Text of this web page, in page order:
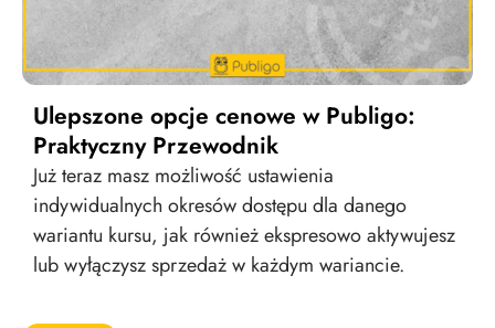
Ulepszone opcje cenowe w Publigo:
Praktyczny Przewodnik
Już teraz masz możliwość ustawienia
indywidualnych okresów dostępu dla danego
wariantu kursu, jak również ekspresowo aktywujesz
lub wyłączysz sprzedaż w każdym wariancie.